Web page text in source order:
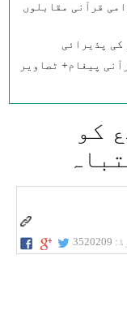
قرآنی مقابلوں
کی پذیرائی
پیغام+ ٹصاویر
کو
3520209